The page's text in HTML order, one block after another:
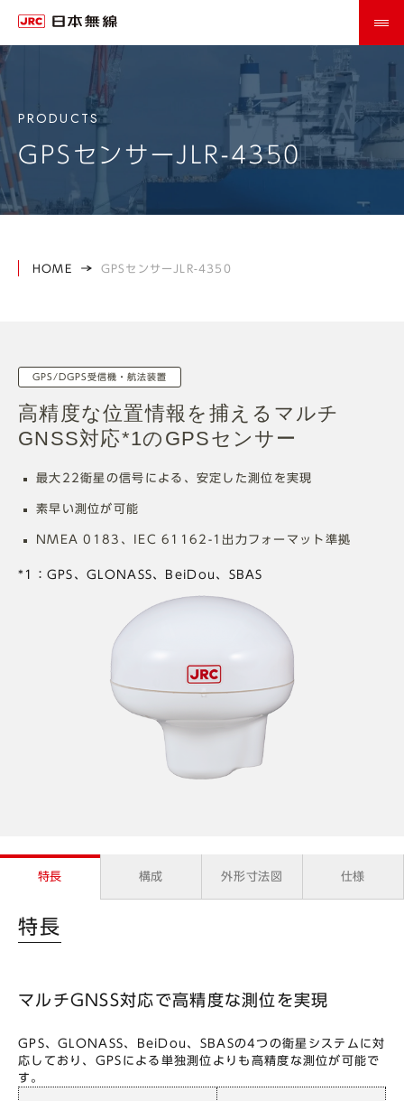
GPSセンサーJLR-4350
HOME GPSセンサーJLR-4350
GPS/DGPS受信機・航法装置
高精度な位置情報を捕えるマルチ
GNSS対応*1のGPSセンサー
最大22衛星の信号による、安定した測位を実現
素早い測位が可能
NMEA 0183、IEC 61162-1出力フォーマット準拠
*1：GPS、GLONASS、BeiDou、SBAS
特長 構成 外形寸法図 仕様
特長
マルチGNSS対応で高精度な測位を実現
GPS、GLONASS、BeiDou、SBASの4つの衛星システムに対
応しており、GPSによる単独測位よりも高精度な測位が可能で
す。